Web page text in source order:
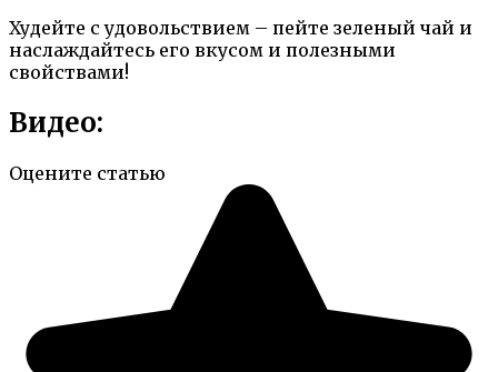
Худейте с удовольствием – пейте зеленый чай и
наслаждайтесь его вкусом и полезными
свойствами!
Видео:
Оцените статью